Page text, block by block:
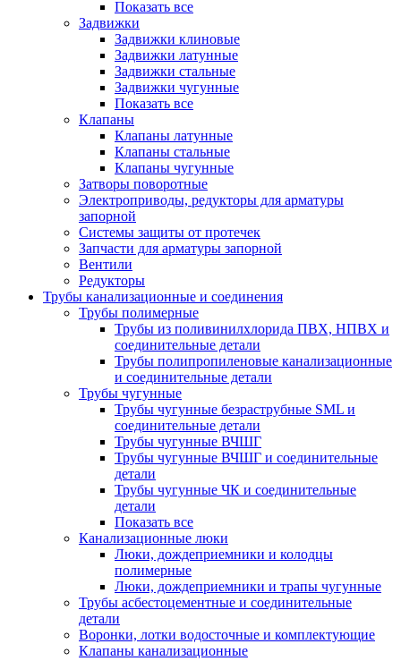
Показать все
Задвижки
Задвижки клиновые
Задвижки латунные
Задвижки стальные
Задвижки чугунные
Показать все
Клапаны
Клапаны латунные
Клапаны стальные
Клапаны чугунные
Затворы поворотные
Электроприводы, редукторы для арматуры
запорной
Системы защиты от протечек
Запчасти для арматуры запорной
Вентили
Редукторы
Трубы канализационные и соединения
Трубы полимерные
Трубы из поливинилхлорида ПВХ, НПВХ и
соединительные детали
Трубы полипропиленовые канализационные
и соединительные детали
Трубы чугунные
Трубы чугунные безраструбные SML и
соединительные детали
Трубы чугунные ВЧШГ
Трубы чугунные ВЧШГ и соединительные
детали
Трубы чугунные ЧК и соединительные
детали
Показать все
Канализационные люки
Люки, дождеприемники и колодцы
полимерные
Люки, дождеприемники и трапы чугунные
Трубы асбестоцементные и соединительные
детали
Воронки, лотки водосточные и комплектующие
Клапаны канализационные